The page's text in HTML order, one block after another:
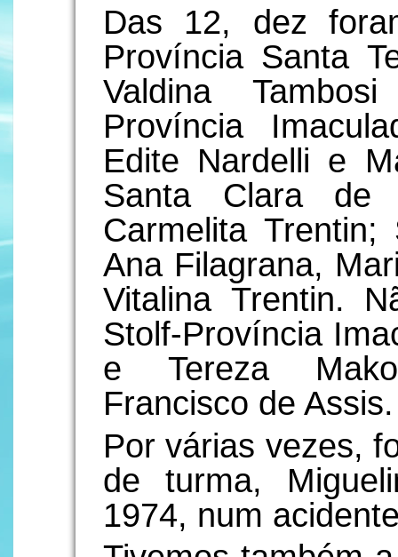
Das 12, dez
Província Santa
Valdina
Província
Edite Nardelli e
Santa Clara
Carmelita
Ana Filagrana,
Vitalina Trentin.
Stolf-Província
e Tereza
Francisco de Assis.
Por várias vezes,
de turma,
1974, num